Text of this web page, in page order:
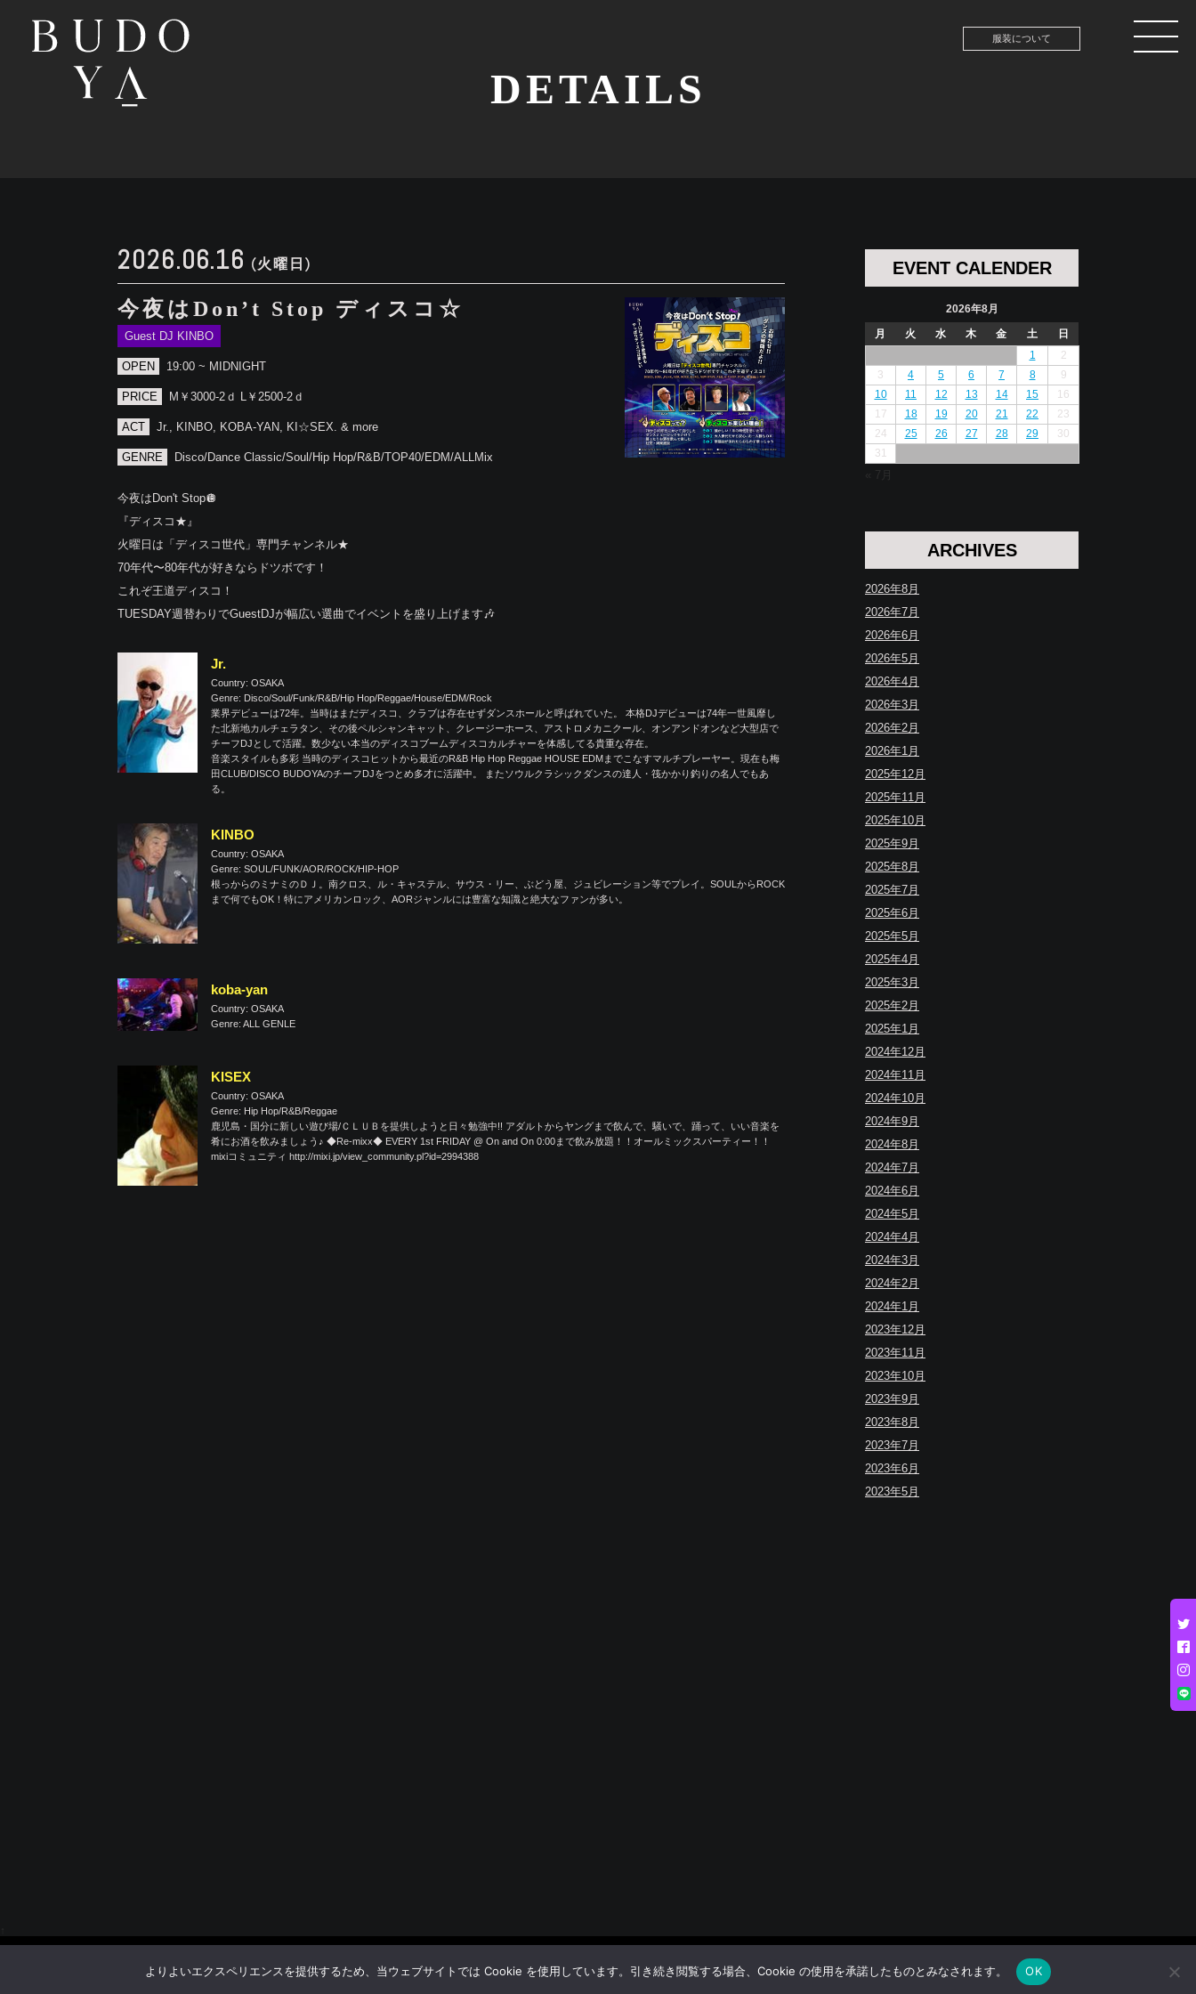
服装について
DETAILS
2026.06.16 (火曜日)
今夜はDon’t Stop ディスコ☆
Guest DJ KINBO
OPEN 19:00 ~ MIDNIGHT
PRICE M￥3000-2ｄ L￥2500-2ｄ
ACT Jr., KINBO, KOBA-YAN, KI☆SEX. & more
GENRE Disco/Dance Classic/Soul/Hip Hop/R&B/TOP40/EDM/ALLMix
今夜はDon't Stop🪩
『ディスコ★』
火曜日は「ディスコ世代」専門チャンネル★
70年代〜80年代が好きならドツボです！
これぞ王道ディスコ！
TUESDAY週替わりでGuestDJが幅広い選曲でイベントを盛り上げます🎶
Jr.
Country: OSAKA
Genre: Disco/Soul/Funk/R&B/Hip Hop/Reggae/House/EDM/Rock
業界デビューは72年。当時はまだディスコ、クラブは存在せずダンスホールと呼ばれていた。 本格DJデビューは74年一世風靡し
た北新地カルチェラタン、その後ペルシャンキャット、クレージーホース、アストロメカニクール、オンアンドオンなど大型店で
チーフDJとして活躍。数少ない本当のディスコブームディスコカルチャーを体感してる貴重な存在。
音楽スタイルも多彩 当時のディスコヒットから最近のR&B Hip Hop Reggae HOUSE EDMまでこなすマルチプレーヤー。現在も梅
田CLUB/DISCO BUDOYAのチーフDJをつとめ多才に活躍中。 またソウルクラシックダンスの達人・筏かかり釣りの名人でもあ
る。
KINBO
Country: OSAKA
Genre: SOUL/FUNK/AOR/ROCK/HIP-HOP
根っからのミナミのＤＪ。南クロス、ル・キャステル、サウス・リー、ぶどう屋、ジュビレーション等でプレイ。SOULからROCK
まで何でもOK！特にアメリカンロック、AORジャンルには豊富な知識と絶大なファンが多い。
koba-yan
Country: OSAKA
Genre: ALL GENLE
KISEX
Country: OSAKA
Genre: Hip Hop/R&B/Reggae
鹿児島・国分に新しい遊び場/ＣＬＵＢを提供しようと日々勉強中!! アダルトからヤングまで飲んで、騒いで、踊って、いい音楽を
肴にお酒を飲みましょう♪ ◆Re-mixx◆ EVERY 1st FRIDAY @ On and On 0:00まで飲み放題！！オールミックスパーティー！！
mixiコミュニティ http://mixi.jp/view_community.pl?id=2994388
EVENT CALENDER
2026年8月
月
火 水 木 金 土
日
1
2
3
4 5 6 7 8
9
10
11 12 13 14 15
16
17
18 19 20 21 22
23
24
25 26 27 28 29
30
31
« 7月
ARCHIVES
2026年8月
2026年7月
2026年6月
2026年5月
2026年4月
2026年3月
2026年2月
2026年1月
2025年12月
2025年11月
2025年10月
2025年9月
2025年8月
2025年7月
2025年6月
2025年5月
2025年4月
2025年3月
2025年2月
2025年1月
2024年12月
2024年11月
2024年10月
2024年9月
2024年8月
2024年7月
2024年6月
2024年5月
2024年4月
2024年3月
2024年2月
2024年1月
2023年12月
2023年11月
2023年10月
2023年9月
2023年8月
2023年7月
2023年6月
2023年5月
© BUDOYA.
よりよいエクスペリエンスを提供するため、当ウェブサイトでは Cookie を使用しています。引き続き閲覧する場合、Cookie の使用を承諾したものとみなされます。 OK